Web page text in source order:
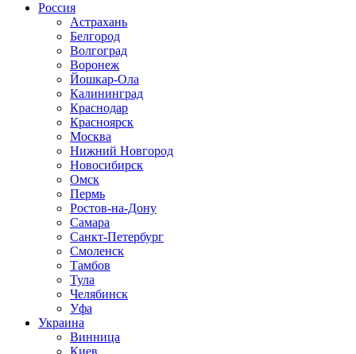
Россия
Астрахань
Белгород
Волгоград
Воронеж
Йошкар-Ола
Калининград
Краснодар
Красноярск
Москва
Нижний Новгород
Новосибирск
Омск
Пермь
Ростов-на-Дону
Самара
Санкт-Петербург
Смоленск
Тамбов
Тула
Челябинск
Уфа
Украина
Винница
Киев